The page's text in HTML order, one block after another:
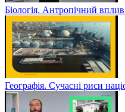
Біологія. Антропічний
Географія. Сучасні риси